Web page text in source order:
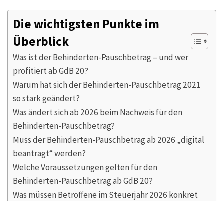
Die wichtigsten Punkte im
Überblick
Was ist der Behinderten-Pauschbetrag – und wer
profitiert ab GdB 20?
Warum hat sich der Behinderten-Pauschbetrag 2021
so stark geändert?
Was ändert sich ab 2026 beim Nachweis für den
Behinderten-Pauschbetrag?
Muss der Behinderten-Pauschbetrag ab 2026 „digital
beantragt“ werden?
Welche Voraussetzungen gelten für den
Behinderten-Pauschbetrag ab GdB 20?
Was müssen Betroffene im Steuerjahr 2026 konkret